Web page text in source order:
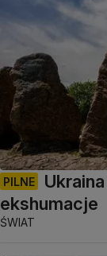
PILNE
ekshumacje
ŚWIAT